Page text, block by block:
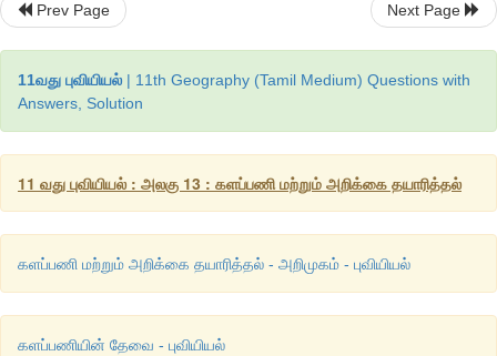
Prev Page Next Page
11வது புவியியல் | 11th Geography (Tamil Medium) Questions with
Answers, Solution
11 வது புவியியல் : அலகு 13 : களப்பணி மற்றும் அறிக்கை தயாரித்தல்
களப்பணி மற்றும் அறிக்கை தயாரித்தல் - அறிமுகம் - புவியியல்
களப்பணியின் தேவை - புவியியல்